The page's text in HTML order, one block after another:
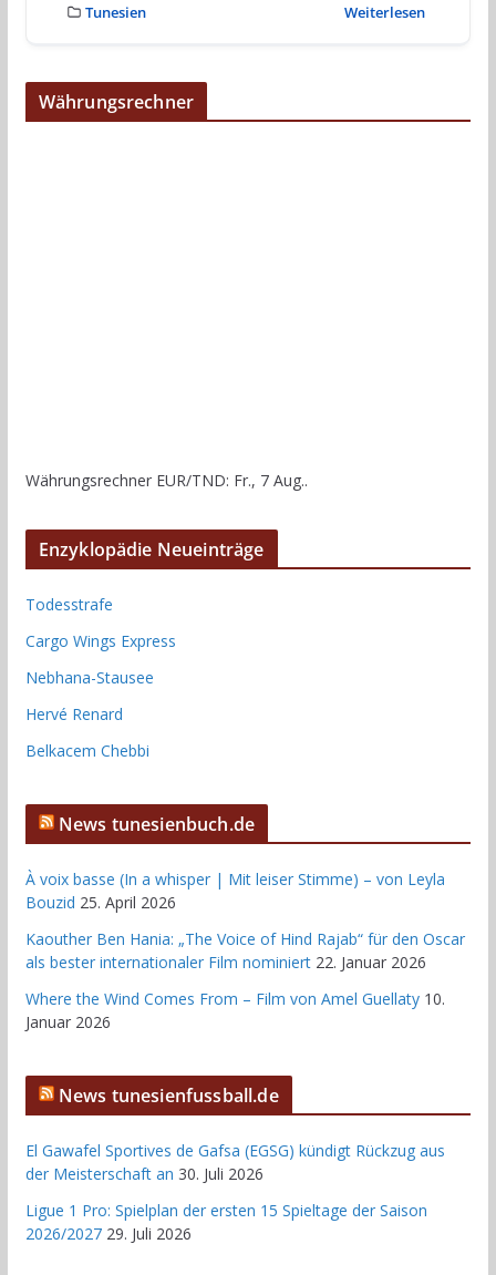
Tunesien Weiterlesen
Währungsrechner
Währungsrechner EUR/TND: Fr., 7 Aug..
Enzyklopädie Neueinträge
Todesstrafe
Cargo Wings Express
Nebhana-Stausee
Hervé Renard
Belkacem Chebbi
News tunesienbuch.de
À voix basse (In a whisper | Mit leiser Stimme) – von Leyla
Bouzid 25. April 2026
Kaouther Ben Hania: „The Voice of Hind Rajab“ für den Oscar
als bester internationaler Film nominiert 22. Januar 2026
Where the Wind Comes From – Film von Amel Guellaty 10.
Januar 2026
News tunesienfussball.de
El Gawafel Sportives de Gafsa (EGSG) kündigt Rückzug aus
der Meisterschaft an 30. Juli 2026
Ligue 1 Pro: Spielplan der ersten 15 Spieltage der Saison
2026/2027 29. Juli 2026